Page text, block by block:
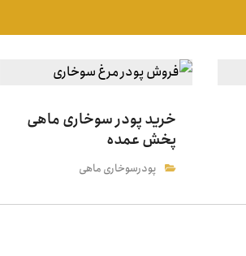
خرید پودر سوخاری ماهی
پخش عمده
پودرسوخاری ماهی